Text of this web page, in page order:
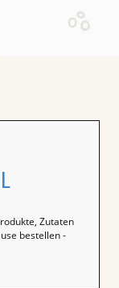
Zutaten
bestellen -